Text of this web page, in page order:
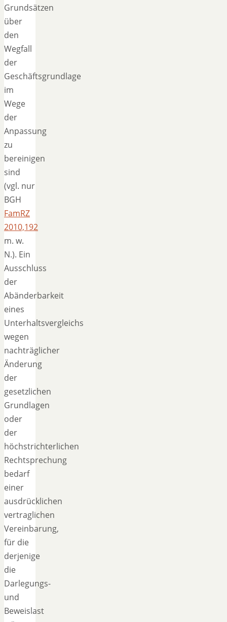
Grundsätzen
über
den
Wegfall
der
Geschäftsgrundlage
im
Wege
der
Anpassung
zu
bereinigen
sind
(vgl. nur
BGH
FamRZ
2010,192
m. w.
N.). Ein
Ausschluss
der
Abänderbarkeit
eines
Unterhaltsvergleichs
wegen
nachträglicher
Änderung
der
gesetzlichen
Grundlagen
oder
der
höchstrichterlichen
Rechtsprechung
bedarf
einer
ausdrücklichen
vertraglichen
Vereinbarung,
für die
derjenige
die
Darlegungs-
und
Beweislast